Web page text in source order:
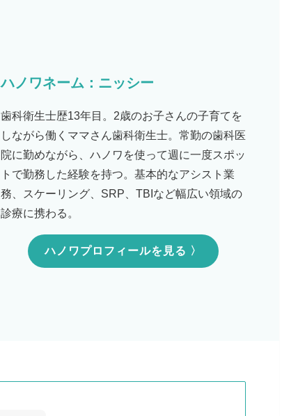
ハノワネーム：ニッシー
歯科衛生士歴13年目。2歳のお子さんの子育てを
しながら働くママさん歯科衛生士。常勤の歯科医
院に勤めながら、ハノワを使って週に一度スポッ
トで勤務した経験を持つ。基本的なアシスト業
務、スケーリング、SRP、TBIなど幅広い領域の
診療に携わる。
ハノワプロフィールを見る 〉